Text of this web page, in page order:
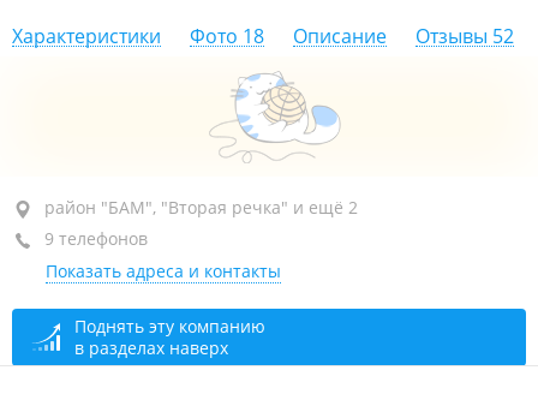
Характеристики Фото 18 Описание Отзывы 52
район "БАМ", ул. Ульяновская, 4А
ТЦ "Ульяновский"
+7 (423) 207-86-57
+7 984 197-86-57
закрыто, откроется в 09:00
район "БАМ", "Вторая речка" и ещё 2
9 телефонов
Показать адреса и контакты
Поднять эту компанию
в разделах наверх